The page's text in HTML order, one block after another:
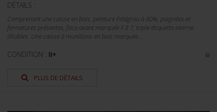
DÉTAILS :
Comprenant une caisse en bois, peinture Feldgrau à 80%, poignées et
fermetures présentes, face avant marquée F 8 7, triple étiquette interne
illisibles. Une caisse à munitions en bois marquée...
CONDITION : II+
PLUS DE DÉTAILS